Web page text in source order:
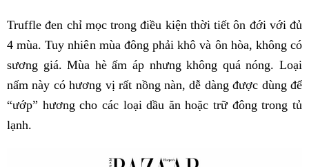
Truffle đen chỉ mọc trong điều kiện thời tiết ôn đới với đủ
4 mùa. Tuy nhiên mùa đông phải khô và ôn hòa, không có
sương giá. Mùa hè ấm áp nhưng không quá nóng. Loại
nấm này có hương vị rất nồng nàn, dễ dàng được dùng để
“ướp” hương cho các loại dầu ăn hoặc trữ đông trong tủ
lạnh.